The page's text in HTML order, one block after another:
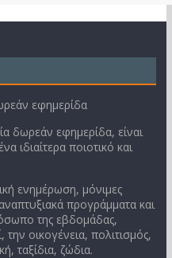
εφημερίδα
δωρεάν εφημερίδα, είναι
ιδιαίτερα ποιοτικό και
ενημέρωση, μόνιμες
προγράμματα και
της εβδομάδας,
την οικογένεια, πολιτισμός,
ταξίδια, ζώδια.